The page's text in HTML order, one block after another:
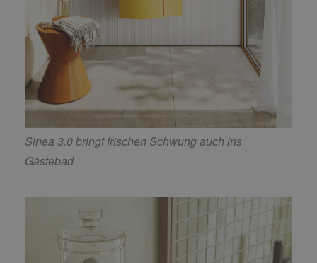
Sinea 3.0 bringt frischen Schwung auch ins
Gästebad